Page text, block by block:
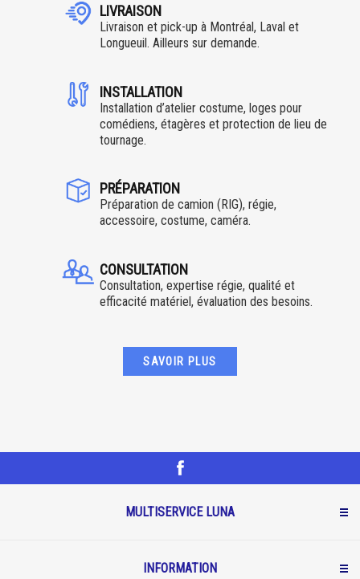
LIVRAISON
Livraison et pick-up à Montréal, Laval et
Longueuil. Ailleurs sur demande.
INSTALLATION
Installation d’atelier costume, loges pour
comédiens, étagères et protection de lieu de
tournage.
PRÉPARATION
Préparation de camion (RIG), régie,
accessoire, costume, caméra.
CONSULTATION
Consultation, expertise régie, qualité et
efficacité matériel, évaluation des besoins.
SAVOIR PLUS
MULTISERVICE LUNA
INFORMATION